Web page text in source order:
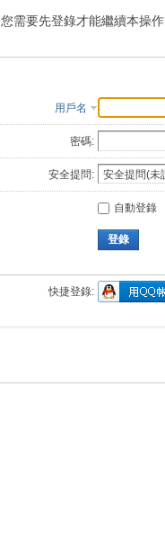
索
您需要先登錄才能繼續本操作
用戶名
密碼:
安全提問:
自動登錄
登錄
快捷登錄: